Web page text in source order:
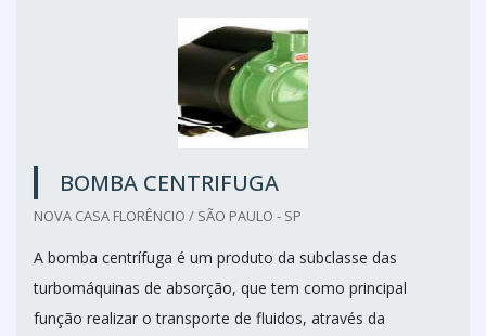
BOMBA CENTRIFUGA
NOVA CASA FLORÊNCIO / SÃO PAULO - SP
A bomba centrífuga é um produto da subclasse das
turbomáquinas de absorção, que tem como principal
função realizar o transporte de fluidos, através da